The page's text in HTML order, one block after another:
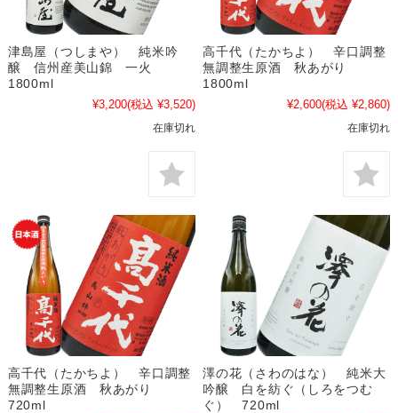
津島屋（つしまや） 純米吟
醸 信州産美山錦 一火
1800ml
¥3,200(税込 ¥3,520)
在庫切れ
高千代（たかちよ） 辛口調整
無調整生原酒 秋あがり
1800ml
¥2,600(税込 ¥2,860)
在庫切れ
高千代（たかちよ） 辛口調整
無調整生原酒 秋あがり
720ml
澤の花（さわのはな） 純米大
吟醸 白を紡ぐ（しろをつむ
ぐ） 720ml